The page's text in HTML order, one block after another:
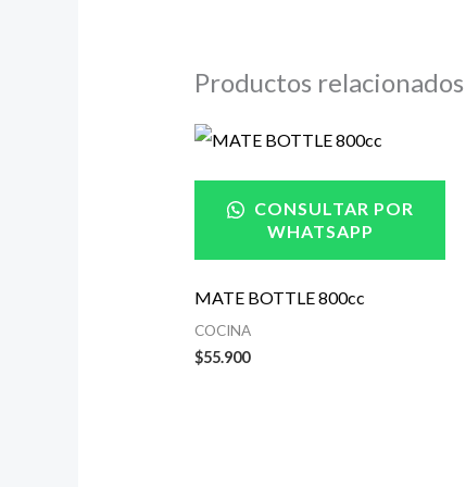
Productos relacionados
CONSULTAR POR
WHATSAPP
MATE BOTTLE 800cc
COCINA
$55.900